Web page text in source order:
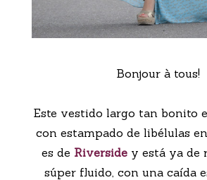
Bonjour à tous!
Este vestido largo tan bonito
con estampado de libélulas
es de Riverside y está ya de
súper fluido, con una caída